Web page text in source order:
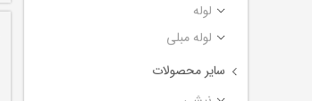
لوله
لوله مبلی
سایر محصولات